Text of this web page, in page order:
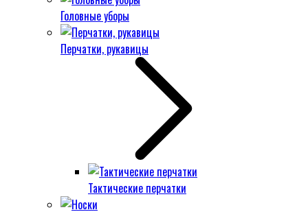
Головные уборы
Перчатки, рукавицы
Тактические перчатки